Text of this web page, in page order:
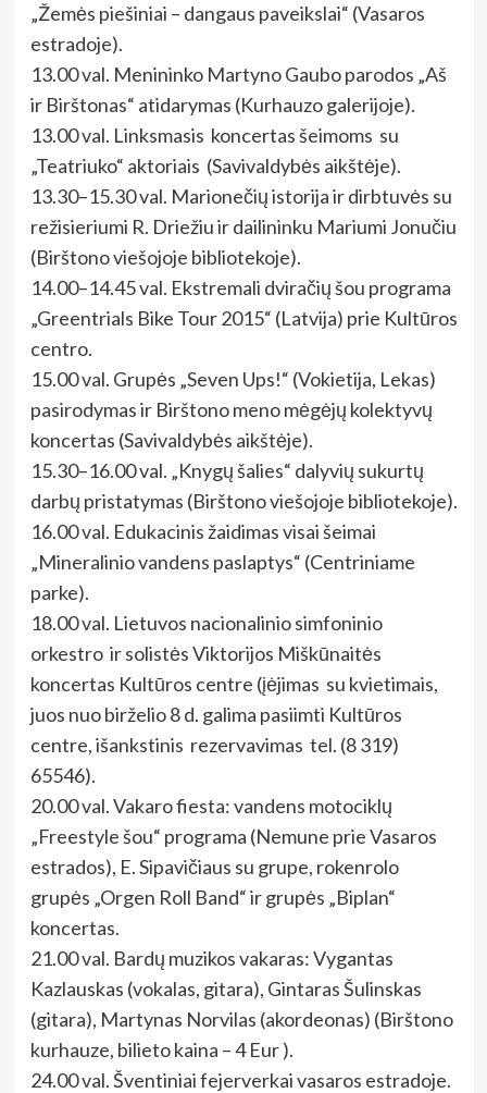
„Žemės piešiniai – dangaus paveikslai“ (Vasaros
estradoje).
13.00 val. Menininko Martyno Gaubo parodos „Aš
ir Birštonas“ atidarymas (Kurhauzo galerijoje).
13.00 val. Linksmasis koncertas šeimoms su
„Teatriuko“ aktoriais (Savivaldybės aikštėje).
13.30–15.30 val. Marionečių istorija ir dirbtuvės su
režisieriumi R. Driežiu ir dailininku Mariumi Jonučiu
(Birštono viešojoje bibliotekoje).
14.00–14.45 val. Ekstremali dviračių šou programa
„Greentrials Bike Tour 2015“ (Latvija) prie Kultūros
centro.
15.00 val. Grupės „Seven Ups!“ (Vokietija, Lekas)
pasirodymas ir Birštono meno mėgėjų kolektyvų
koncertas (Savivaldybės aikštėje).
15.30–16.00 val. „Knygų šalies“ dalyvių sukurtų
darbų pristatymas (Birštono viešojoje bibliotekoje).
16.00 val. Edukacinis žaidimas visai šeimai
„Mineralinio vandens paslaptys“ (Centriniame
parke).
18.00 val. Lietuvos nacionalinio simfoninio
orkestro ir solistės Viktorijos Miškūnaitės
koncertas Kultūros centre (įėjimas su kvietimais,
juos nuo birželio 8 d. galima pasiimti Kultūros
centre, išankstinis rezervavimas tel. (8 319)
65546).
20.00 val. Vakaro fiesta: vandens motociklų
„Freestyle šou“ programa (Nemune prie Vasaros
estrados), E. Sipavičiaus su grupe, rokenrolo
grupės „Orgen Roll Band“ ir grupės „Biplan“
koncertas.
21.00 val. Bardų muzikos vakaras: Vygantas
Kazlauskas (vokalas, gitara), Gintaras Šulinskas
(gitara), Martynas Norvilas (akordeonas) (Birštono
kurhauze, bilieto kaina – 4 Eur ).
24.00 val. Šventiniai fejerverkai vasaros estradoje.